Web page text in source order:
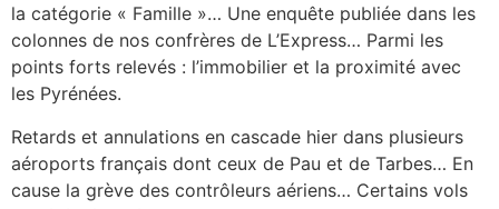
la catégorie « Famille »… Une enquête publiée dans les
colonnes de nos confrères de L’Express… Parmi les
points forts relevés : l’immobilier et la proximité avec
les Pyrénées.
Retards et annulations en cascade hier dans plusieurs
aéroports français dont ceux de Pau et de Tarbes… En
cause la grève des contrôleurs aériens… Certains vols